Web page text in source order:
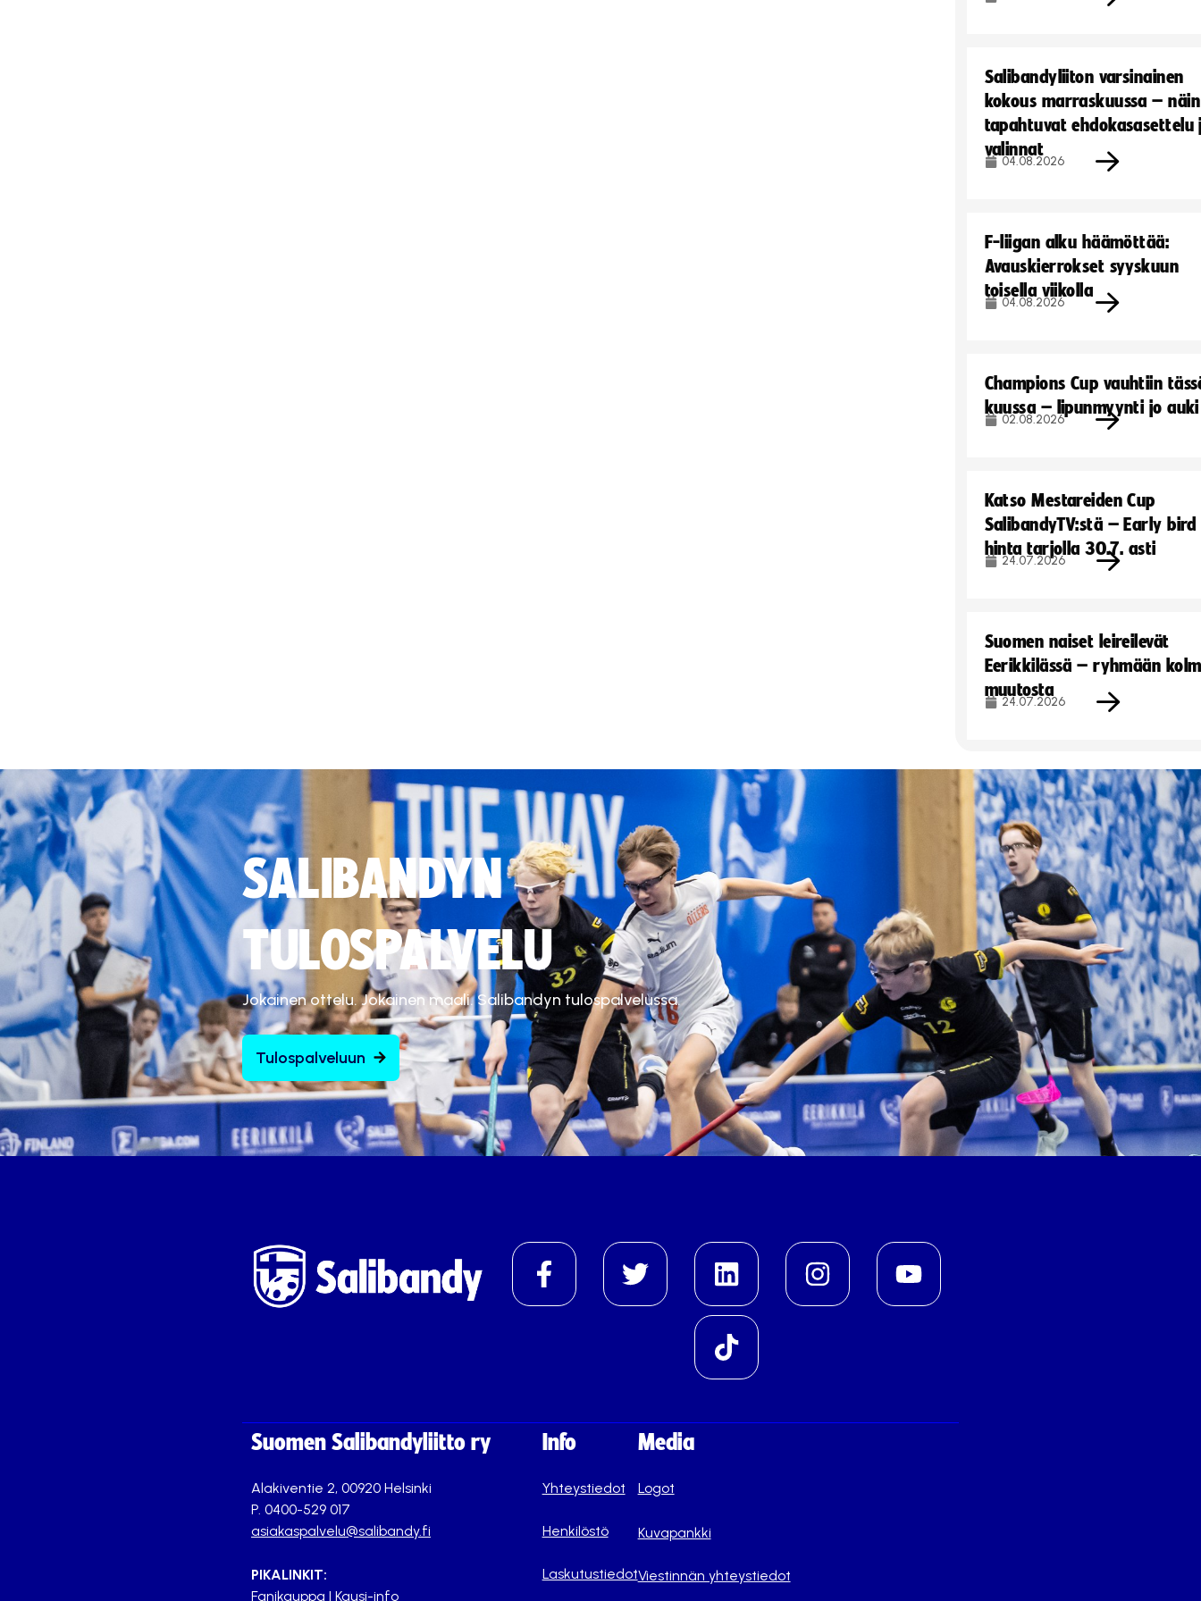
Salibandyliiton varsinainen
kokous marraskuussa – näin
tapahtuvat ehdokasasettelu
valinnat
04.08.2026
F-liigan alku häämöttää:
Avauskierrokset syyskuun
toisella viikolla
04.08.2026
Champions Cup vauhtiin
kuussa – lipunmyynti jo auki
02.08.2026
Katso Mestareiden Cup
SalibandyTV:stä – Early
hinta tarjolla 30.7. asti
24.07.2026
Suomen naiset leireilevät
Eerikkilässä – ryhmään
muutosta
24.07.2026
SALIBANDYN
TULOSPALVELU
Jokainen ottelu. Jokainen maali. Salibandyn tulospalvelussa.
Tulospalveluun
Suomen Salibandyliitto ry
Alakiventie 2, 00920 Helsinki
P. 0400-529 017
asiakaspalvelu@salibandy.fi
PIKALINKIT:
Fanikauppa | Kausi-info
Info
Yhteystiedot
Henkilöstö
Laskutustiedot
Media
Logot
Kuvapankki
Viestinnän yhteystiedot